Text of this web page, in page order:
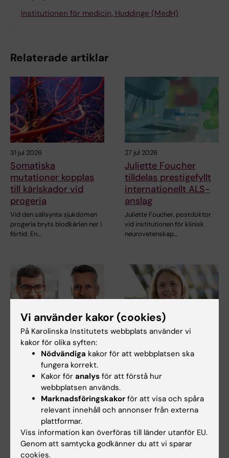
Institutionen för medicin, Huddinge (MedH)
Relaterade artiklar
31 jul 2026
Somatiska
mutationer kopplas
till kärlskador vid
progeria
Vid den sällsynta sjukdomen
progeria bryts blodkärlen ner i
förtid. En…
27 jul 2026
Juliette Foucher
tilldelas prestigefyllt
internationellt ALS-
anslag
Juliette Foucher, postdoktor
vid institutionen för klinisk
neurovetenskap…
24 jul 2026
Två KI-forskare får
innovationsfinansieri
ng från Knut och
Alice Wallenbergs
Stiftelse
Professor Gonçalo Castelo-
Branco och professor Janne
Lehtiö vid KI får…
Helena Karlström får
för forskning om ny
småkärlssjukdom
Helena Karlström, lektor och
Institutet, har…
Vi använder kakor (cookies)
På Karolinska Institutets webbplats använder vi
kakor för olika syften:
Nödvändiga kakor för att webbplatsen ska
fungera korrekt.
Kakor för analys för att förstå hur
webbplatsen används.
Marknadsföringskakor för att visa och spåra
relevant innehåll och annonser från externa
plattformar.
Viss information kan överföras till länder utanför EU.
Genom att samtycka godkänner du att vi sparar
cookies.